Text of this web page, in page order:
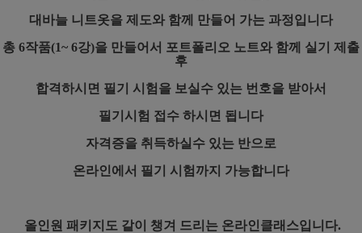
대바늘 니트옷을 제도와 함께 만들어 가는 과정입니다
총 6작품(1~ 6강)을 만들어서 포트폴리오 노트와 함께 실기 제출
후
합격하시면 필기 시험을 보실수 있는 번호을 받아서
필기시험 접수 하시면 됩니다
자격증을 취득하실수 있는 반으로
온라인에서 필기 시험까지 가능합니다
올인원 패키지도 같이 챙겨 드리는 온라인클래스입니다.